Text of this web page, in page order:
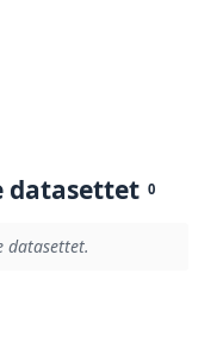
datasettet 0
datasettet.